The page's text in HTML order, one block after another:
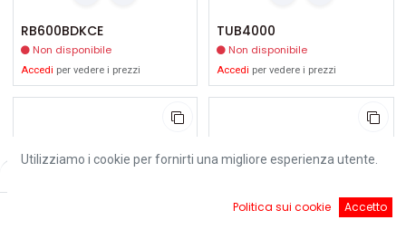
RB600BDKCE
Non disponibile
Accedi per vedere i prezzi
TUB4000
Non disponibile
Accedi per vedere i prezzi
Utilizziamo i cookie per fornirti una migliore esperienza utente.
Politica sui cookie Accetto